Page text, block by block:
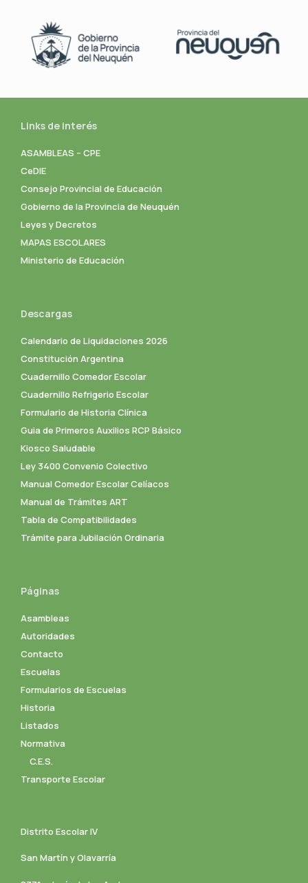
Links de interés
ASAMBLEAS – CPE
CeDIE
Consejo Provincial de Educación
Gobierno de la Provincia de Neuquén
Leyes y Decretos
MAPAS ESCOLARES
Ministerio de Educación
Descargas
Calendario de Liquidaciones 2026
Constitución Argentina
Cuadernillo Comedor Escolar
Cuadernillo Refrigerio Escolar
Formulario de Historia Clínica
Guia de Primeros Auxilios RCP Básico
Kiosco Saludable
Ley 3400 Convenio Colectivo
Manual Comedor Escolar Celíacos
Manual de Trámites ART
Tabla de Compatibilidades
Trámite para Jubilación Ordinaria
Páginas
Asambleas
Autoridades
Contacto
Escuelas
Formularios de Escuelas
Historia
Listados
Normativa
C.E.S.
Transporte Escolar
Distrito Escolar IV
San Martín y Olavarría